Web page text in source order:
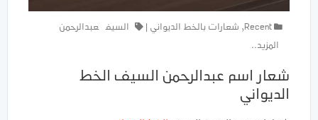
Recent
, شعارات بالخط الديواني السيف عبدالرحمن
المزيد..
شعار اسم عبدالرحمن السيف الخط
الديواني